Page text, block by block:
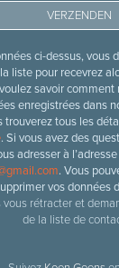
ci-dessus, vous
liste pour recevrez
savoir
enregistrées dans
trouverez tous les
. Si vous avez des
adresser à
. Vous
vos données
rétracter et
de la liste de